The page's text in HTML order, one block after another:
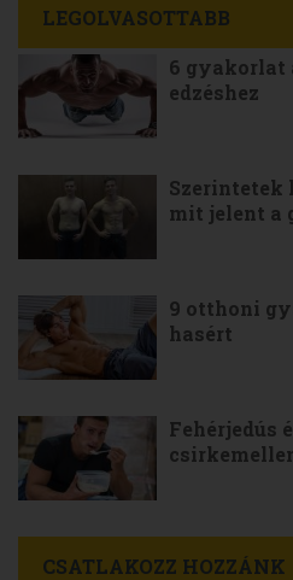
LEGOLVASOTTABB
6 gyakorlat
edzéshez
Szerintetek
mit jelent a
9 otthoni
hasért
Fehérjedús
CSATLAKOZZ HOZZÁNK